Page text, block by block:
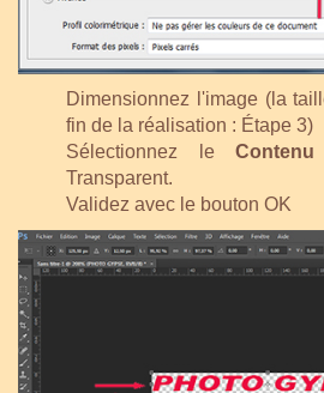
Dimensionnez l'image (la
fin de la réalisation : Étape 3)
Sélectionnez le
Transparent.
Validez avec le bouton OK